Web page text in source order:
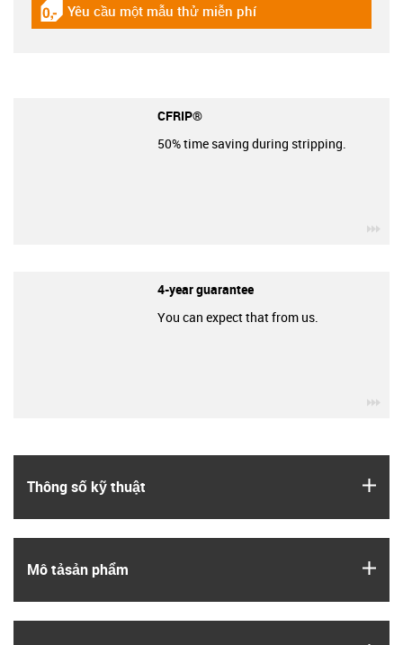
Thông số kỹ thuật
Mô tả­sản phẩm
igus-icon-gratismuster
Yêu cầu một mẫu thử miễn phí
CFRIP®
50% time saving during stripping.
4-year guarantee
You can expect that from us.